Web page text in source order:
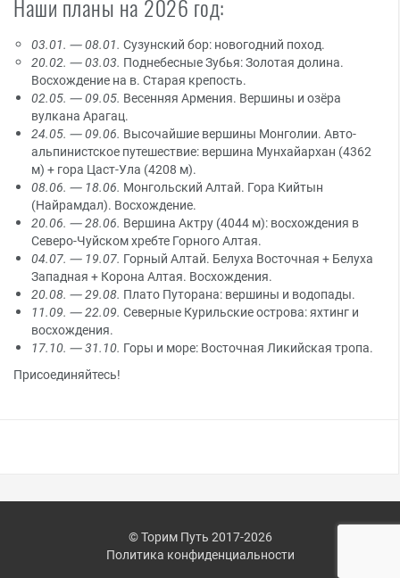
Наши планы на 2026 год:
03.01. — 08.01. Сузунский бор: новогодний поход.
20.02. — 03.03. Поднебесные Зубья: Золотая долина.
Восхождение на в. Старая крепость.
02.05. — 09.05. Весенняя Армения. Вершины и озёра
вулкана Арагац.
24.05. — 09.06. Высочайшие вершины Монголии. Авто-
альпинистское путешествие: вершина Мунхайархан (4362
м) + гора Цаст-Ула (4208 м).
08.06. — 18.06. Монгольский Алтай. Гора Кийтын
(Найрамдал). Восхождение.
20.06. — 28.06. Вершина Актру (4044 м): восхождения в
Северо-Чуйском хребте Горного Алтая.
04.07. — 19.07. Горный Алтай. Белуха Восточная + Белуха
Западная + Корона Алтая. Восхождения.
20.08. — 29.08. Плато Путорана: вершины и водопады.
11.09. — 22.09. Северные Курильские острова: яхтинг и
восхождения.
17.10. — 31.10. Горы и море: Восточная Ликийская тропа.
Присоединяйтесь!
© Торим Путь 2017-2026
Политика конфиденциальности